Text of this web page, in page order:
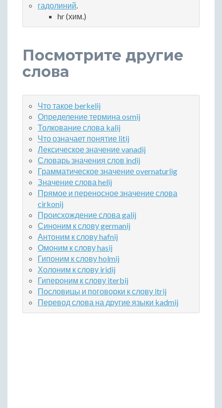
гадолиний.
hr (хим.)
Посмотрите другие
слова
Что такое berkelij
Определение термина osmij
Толкование слова kalij
Что означает понятие litij
Лексическое значение vanadij
Словарь значения слов indij
Грамматическое значение overnaturlig
Значение слова helij
Прямое и переносное значение слова
cirkonij
Происхождение слова galij
Синоним к слову germanij
Антоним к слову hafnij
Омоним к слову hasij
Гипоним к слову holmij
Холоним к слову iridij
Гипероним к слову iterbij
Пословицы и поговорки к слову itrij
Перевод слова на другие языки kadmij